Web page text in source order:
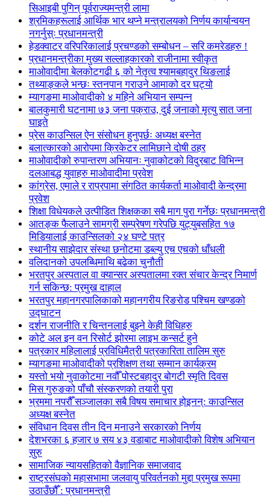
सिआइबी पुगिन् पूर्वराज्यमन्त्री लामा
श्रमिकहरूलाई आर्थिक भार थप्ने मन्त्रालयको निर्णय कार्यान्वयन
नगर्नुस्ः प्रधानमन्त्री
हेडक्वाटर वरिपरिकालाई प्रचण्डको सम्बोधन – सरि कमरेडहरु !
प्रधानमन्त्रीका मुख्य सल्लाहकारको राजीनामा स्वीकृत
माओवादीमा बेलकोटगढी ६ को नेतृत्व श्यामबहादुर थिङलाई
तथ्याङ्कले भन्छः स्तनपान गराउने आमाको दर घट्यो
म्यागङमा माओवादीको ४ महिने अभियान सम्पन्न
बालकुमारी घटनामा ७३ जना पक्राउ, दुई जनाको मृत्यु सात जना
घाइते
प्रेस काउन्सिल ऐन संसोधन हुनुपर्छः अध्यक्ष बस्नेत
बलात्कारको आरोपमा क्रिकेटर लामिछाने दोषी ठहर
माओवादीको रुपान्तरण अभियानः नुवाकोटको विदुरबाट विभिन्न
दलआबद्ध युवाहरु माओवादीमा प्रवेश
कांग्रेस, एमाले र राप्रपामा संगठित कार्यकर्ता माओवादी केन्द्रमा
प्रवेश
शिक्षा विधेयकले उत्पीडित शिक्षकका सबै माग पुरा गर्नेछः प्रधानमन्त्री
आतङ्क फैलाउने सामग्री सम्प्रेषण गरेपछि युट्युबसहित १७
मिडियालाई काउन्सिलको २४ घण्टे पत्र
स्थानीय साझेदार संस्था छनोटमा डब्ल्यु एच एचको धाँधली
वलिदानको उपलब्धिमाथि बढेका चुनौती
भरतपुर अस्पताल वा क्यान्सर अस्पतालमा रक्त संचार केन्द्र निमार्ण
गर्न सकिन्छ: प्रमुख दाहाल
भरतपुर महानगरपालिकाको महानगरीय रिङरोड पश्चिम खण्डको
उद्घाटन
दर्शन राजनीति र चिन्तनलाई बुझ्ने केही विधिहरु
कोटे अल इन वन रिसोर्ट झोरमा लाइभ कन्सर्ट हुने
पत्रकार महिलालाई प्रविधिमैत्री पत्रकारिता तालिम सुरु
म्यागङमा माओवादीको प्रशिक्षण तथा सम्मान कार्यक्रम
यस्तो भयो नुवाकोटमा नवौँ पोस्टबहादुर बोगटी स्मृति दिवस
मिस गुरुङको पाँचौ संस्करणको तयारी पुरा
भ्रममा नपरौँ सञ्जालका सबै विषय समाचार होइनन्: काउन्सिल
अध्यक्ष बस्नेत
संविधान दिवस तीन दिन मनाउने सरकारको निर्णय
देशभरका ६ हजार ७ सय ४३ वडाबाट माओवादीको विशेष अभियान
सुरु
सामाजिक न्यायसहितको वैज्ञानिक समाजवाद
राष्ट्रसंघको महासभामा जलवायु परिवर्तनको मुद्दा प्रमुख रूपमा
उठाउँछौँ : प्रधानमन्त्री